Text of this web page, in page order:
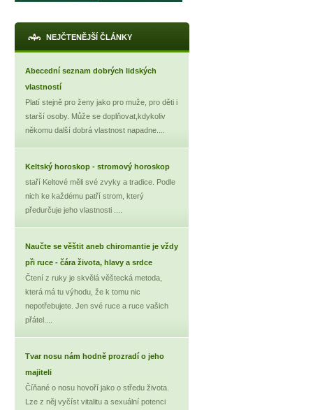
X
NEJČTENĚJŠÍ ČLÁNKY
Abecední seznam dobrých lidských
vlastností
Platí stejně pro ženy jako pro muže, pro děti i
starší osoby. Může se doplňovat,kdykoliv
někomu další dobrá vlastnost napadne....
Keltský horoskop - stromový horoskop
staří Keltové měli své zvyky a tradice. Podle
nich ke každému patří strom, který
předurčuje jeho vlastnosti ....
Naučte se věštit aneb chiromantie je vždy
při ruce - čára života, hlavy a srdce
Čtení z ruky je skvělá věštecká metoda,
která má tu výhodu, že k tomu nic
nepotřebujete. Jen své ruce a ruce vašich
přátel....
Tvar nosu nám hodně prozradí o jeho
majiteli
Číňané o nosu hovoří jako o středu života.
Lze z něj vyčíst vitalitu a sexuální potenci